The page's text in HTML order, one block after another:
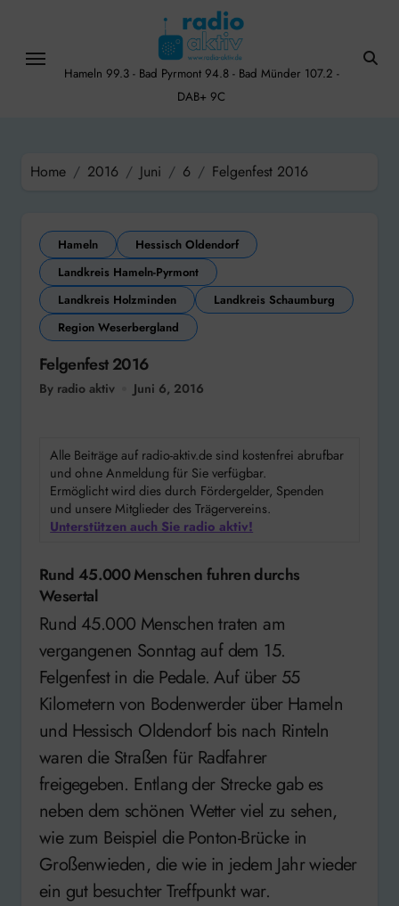
content
Hameln 99.3 - Bad Pyrmont 94.8 - Bad Münder 107.2 -
DAB+ 9C
Home 2016 Juni 6 Felgenfest 2016
Hameln
Hessisch Oldendorf
Landkreis Hameln-Pyrmont
Landkreis Holzminden
Landkreis Schaumburg
Region Weserbergland
Felgenfest 2016
By radio aktiv Juni 6, 2016
Alle Beiträge auf radio-aktiv.de sind kostenfrei abrufbar
und ohne Anmeldung für Sie verfügbar.
Ermöglicht wird dies durch Fördergelder, Spenden
und unsere Mitglieder des Trägervereins.
Unterstützen auch Sie radio aktiv!
Rund 45.000 Menschen fuhren durchs
Wesertal
Rund 45.000 Menschen traten am
vergangenen Sonntag auf dem 15.
Felgenfest in die Pedale. Auf über 55
Kilometern von Bodenwerder über Hameln
und Hessisch Oldendorf bis nach Rinteln
waren die Straßen für Radfahrer
freigegeben. Entlang der Strecke gab es
neben dem schönen Wetter viel zu sehen,
wie zum Beispiel die Ponton-Brücke in
Großenwieden, die wie in jedem Jahr wieder
ein gut besuchter Treffpunkt war.